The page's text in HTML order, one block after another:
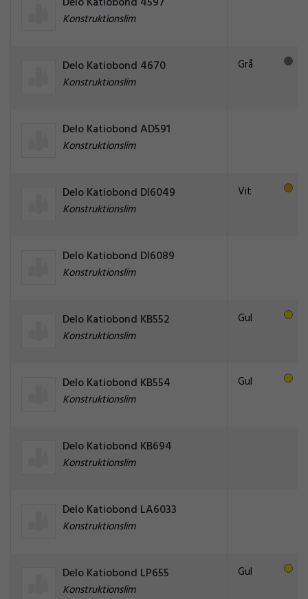
Konstruktionslim
Delo Katiobond 4670
Konstruktionslim
Grå
Delo Katiobond AD591
Konstruktionslim
Delo Katiobond DI6049
Konstruktionslim
Vit
Delo Katiobond DI6089
Konstruktionslim
Delo Katiobond KB552
Konstruktionslim
Gul
Delo Katiobond KB554
Konstruktionslim
Gul
Delo Katiobond KB694
Konstruktionslim
Delo Katiobond LA6033
Konstruktionslim
Delo Katiobond LP655
Konstruktionslim
Gul